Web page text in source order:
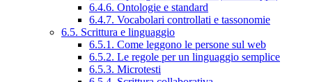
6.4.6. Ontologie e standard
6.4.7. Vocabolari controllati e tassonomie
6.5. Scrittura e linguaggio
6.5.1. Come leggono le persone sul web
6.5.2. Le regole per un linguaggio semplice
6.5.3. Microtesti